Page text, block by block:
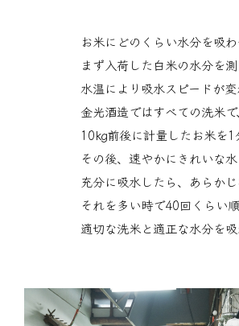
お米にどのくらい水分を吸
まず入荷した白米の水分を
水温により吸水スピードが
金光酒造ではすべての洗米
10㎏前後に計量したお米を1
その後、速やかにきれいな
充分に吸水したら、あらか
それを多い時で40回くらい
適切な洗米と適正な水分を